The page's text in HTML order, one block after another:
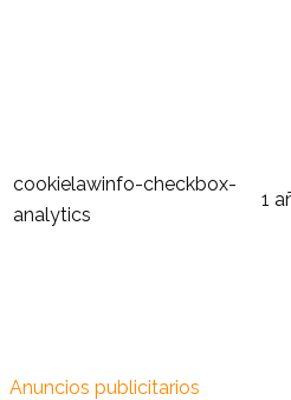
cookielawinfo-checkbox-
analytics
1
Anuncios publicitarios